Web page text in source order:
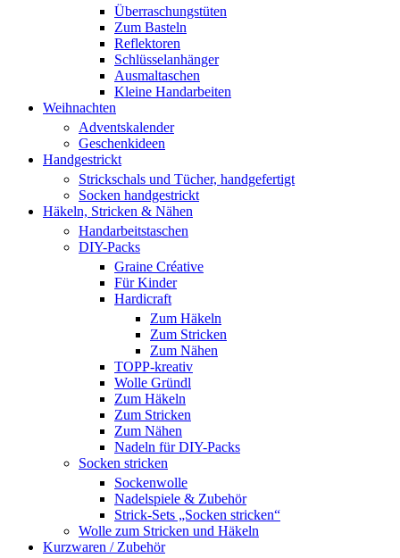
Überraschungstüten
Zum Basteln
Reflektoren
Schlüsselanhänger
Ausmaltaschen
Kleine Handarbeiten
Weihnachten
Adventskalender
Geschenkideen
Handgestrickt
Strickschals und Tücher, handgefertigt
Socken handgestrickt
Häkeln, Stricken & Nähen
Handarbeitstaschen
DIY-Packs
Graine Créative
Für Kinder
Hardicraft
Zum Häkeln
Zum Stricken
Zum Nähen
TOPP-kreativ
Wolle Gründl
Zum Häkeln
Zum Stricken
Zum Nähen
Nadeln für DIY-Packs
Socken stricken
Sockenwolle
Nadelspiele & Zubehör
Strick-Sets „Socken stricken“
Wolle zum Stricken und Häkeln
Kurzwaren / Zubehör